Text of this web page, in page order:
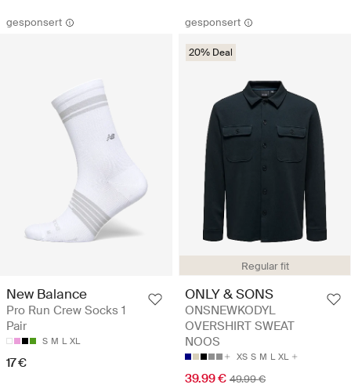
gesponsert
New Balance
Pro Run Crew Socks 1
Pair
S M L XL
17 €
gesponsert
Regular fit
20% Deal
ONLY & SONS
ONSNEWKODYL
OVERSHIRT SWEAT
NOOS
XS S M L XL
39.99 € 49.99 €